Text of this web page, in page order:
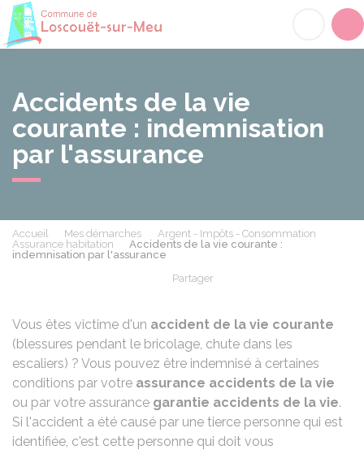
Accidents de la vie
courante : indemnisation
par l'assurance
Accueil Mes démarches
Argent - Impôts - Consommation
Assurance habitation
Accidents de la vie courante :
indemnisation par l'assurance
Partager
Vous êtes victime d'un accident de la vie courante
(blessures pendant le bricolage, chute dans les
escaliers) ? Vous pouvez être indemnisé à certaines
conditions par votre assurance accidents de la vie
ou par votre assurance garantie accidents de la vie.
Si l'accident a été causé par une tierce personne qui est
identifiée, c'est cette personne qui doit vous